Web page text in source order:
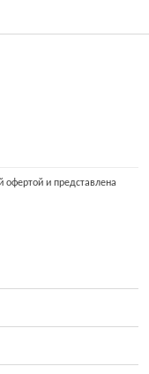
офертой и представлена